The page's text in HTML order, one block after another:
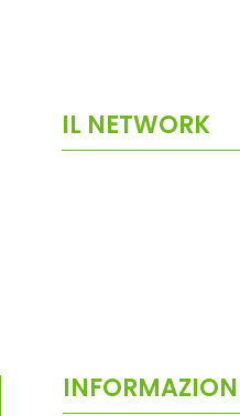
IL NETWORK